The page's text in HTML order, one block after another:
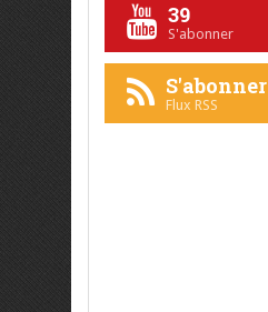
39
S'abonner
S'abonner
Flux RSS